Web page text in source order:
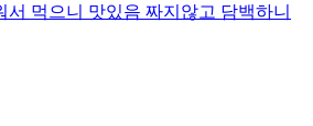
먹으니 맛있음 짜지않고 담백하니